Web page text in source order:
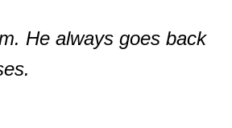
He always goes back